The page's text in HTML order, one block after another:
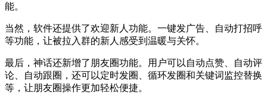
能。
当然，软件还提供了欢迎新人功能。一键发广告、自动打招呼
等功能，让被拉入群的新人感受到温暖与关怀。
最后，神话还新增了朋友圈功能。用户可以自动点赞、自动评
论、自动跟圈，还可以定时发圈、循环发圈和关键词监控替换
等，让朋友圈操作更加轻松便捷。